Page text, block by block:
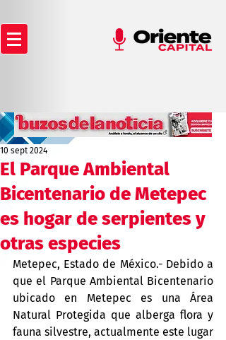
El Parque Ambiental
Bicentenario de Metepec
es hogar de serpientes y
otras especies
10 sept 2024
Metepec, Estado de México.- Debido a
que el Parque Ambiental Bicentenario
ubicado en Metepec es una Área
Natural Protegida que alberga flora y
fauna silvestre, actualmente este lugar